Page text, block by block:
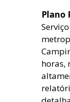
Plano
horas,